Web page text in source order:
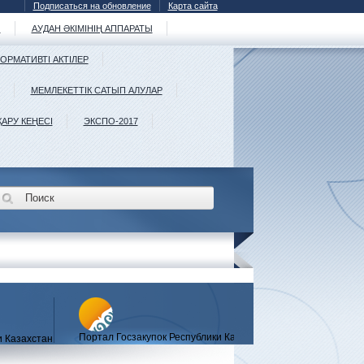
Карта сайта
Подписаться на обновление
АУДАН ӘКІМІНІҢ АППАРАТЫ
АКТІЛЕР
МЕМЛЕКЕТТІК САТЫП АЛУЛАР
КЕҢЕСІ ЭКСПО-2017
Казахстан Портал Госзакупок Республики Казахстан